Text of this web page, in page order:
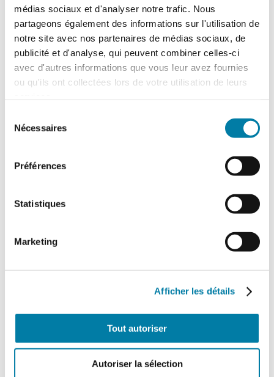
médias sociaux et d'analyser notre trafic. Nous
partageons également des informations sur l'utilisation de
notre site avec nos partenaires de médias sociaux, de
publicité et d'analyse, qui peuvent combiner celles-ci
avec d'autres informations que vous leur avez fournies
ou qu'ils ont collectées lors de votre utilisation de leurs
Nécessaires
Préférences
Statistiques
Marketing
Afficher les détails
Tout autoriser
Autoriser la sélection
Retour d’expérience : exercice attentat au
CH de l’Estran
Le centre hospitalier de l’Estran a organisé,
le 10 février 2026, un exercice attentat
terroriste de grande ampleur. Romain…
Traitement des déchets liquides en ICPE :
ce que change l’arrêté du 16 juillet 2026
L'arrêté du 16 juillet 2026, relatif au
certaines installations relevant des